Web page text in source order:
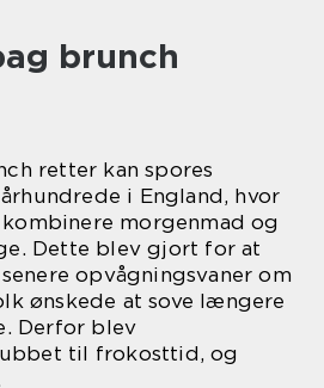
brunch
retter kan spores
i England, hvor
morgenmad og
Dette blev gjort for at
opvågningsvaner om
ønskede at sove længere
Derfor blev
til frokosttid, og